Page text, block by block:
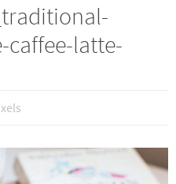
caffee-latte-